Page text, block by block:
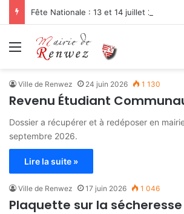
Fête Nationale : 13 et 14 juillet 2026
Menu
Ville de Renwez 24 juin 2026 1 130
Revenu Étudiant
Dossier a récupérer et à redéposer en
septembre 2026.
Lire la suite »
Ville de Renwez 17 juin 2026 1 046
Plaquette sur la sécheresse